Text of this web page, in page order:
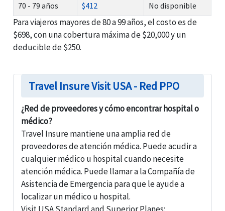
70 - 79 años $412 No disponible
Para viajeros mayores de 80 a 99 años, el costo es de
$698, con una cobertura máxima de $20,000 y un
deducible de $250.
Travel Insure Visit USA - Red PPO
¿Red de proveedores y cómo encontrar hospital o
médico?
Travel Insure mantiene una amplia red de
proveedores de atención médica. Puede acudir a
cualquier médico u hospital cuando necesite
atención médica. Puede llamar a la Compañía de
Asistencia de Emergencia para que le ayude a
localizar un médico u hospital.